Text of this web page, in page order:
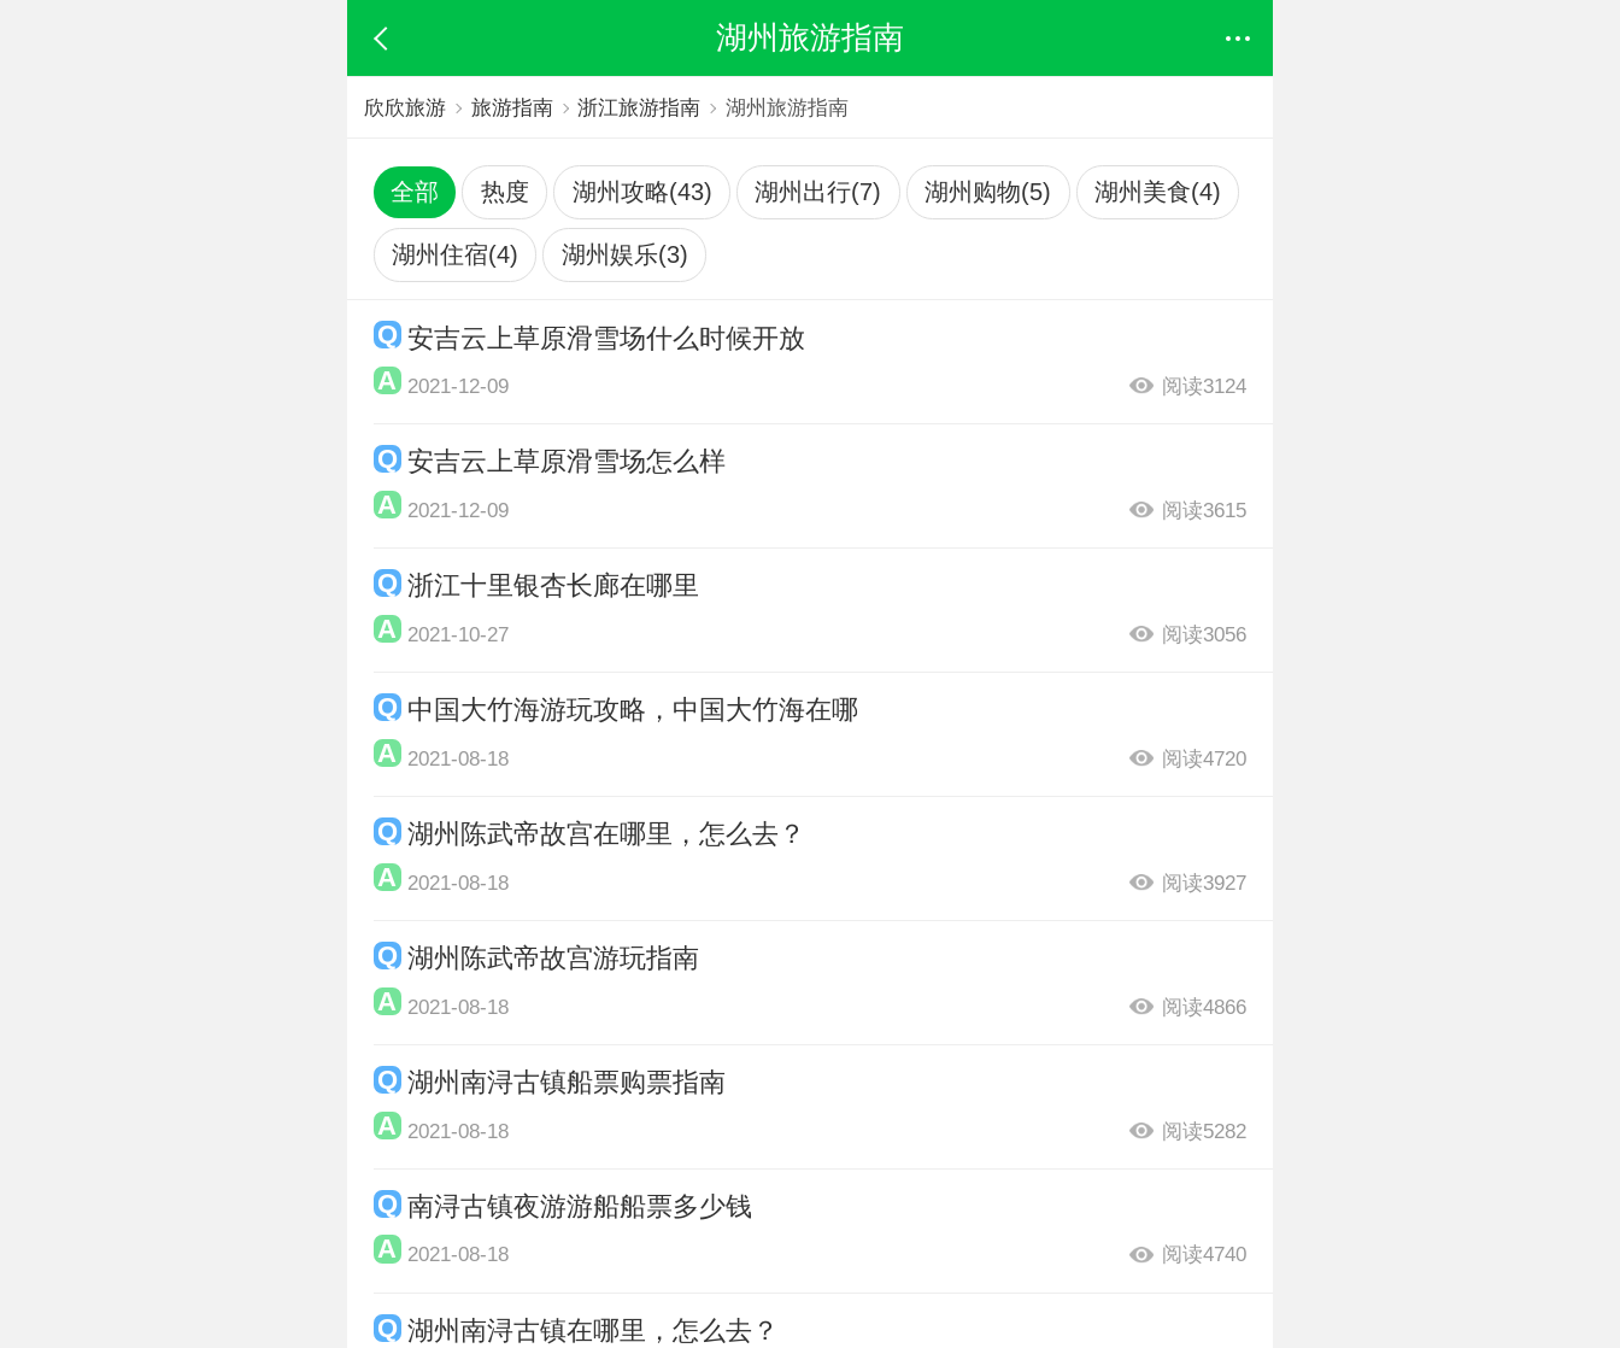
湖州旅游指南
欣欣旅游 旅游指南 浙江旅游指南 湖州旅游指南
全部 热度 湖州攻略(43) 湖州出行(7) 湖州购物(5) 湖州美食(4)
湖州住宿(4) 湖州娱乐(3)
安吉云上草原滑雪场什么时候开放
2021-12-09 阅读3124
安吉云上草原滑雪场怎么样
2021-12-09 阅读3615
浙江十里银杏长廊在哪里
2021-10-27 阅读3056
中国大竹海游玩攻略，中国大竹海在哪
2021-08-18 阅读4720
湖州陈武帝故宫在哪里，怎么去？
2021-08-18 阅读3927
湖州陈武帝故宫游玩指南
2021-08-18 阅读4866
湖州南浔古镇船票购票指南
2021-08-18 阅读5282
南浔古镇夜游游船船票多少钱
2021-08-18 阅读4740
湖州南浔古镇在哪里，怎么去？